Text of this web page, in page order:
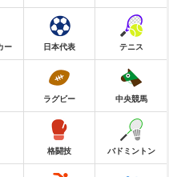
ー 日本代表 テニス
ラグビー 中央競馬
格闘技 バドミントン